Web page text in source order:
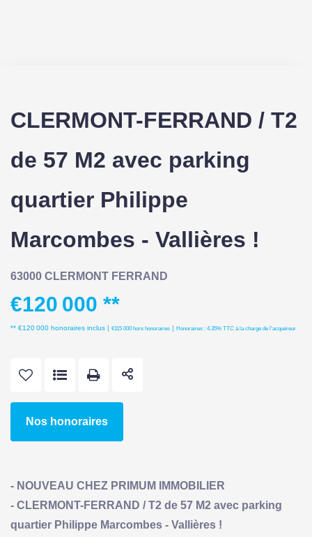
CLERMONT-FERRAND / T2
de 57 M2 avec parking
quartier Philippe
Marcombes - Vallières !
63000 CLERMONT FERRAND
€120 000 **
** €120 000 honoraires inclus | €115 000 hors honoraires | Honoraires : 4.35% TTC à la charge de l'acquéreur
Nos honoraires
- NOUVEAU CHEZ PRIMUM IMMOBILIER
- CLERMONT-FERRAND / T2 de 57 M2 avec parking
quartier Philippe Marcombes - Vallières !